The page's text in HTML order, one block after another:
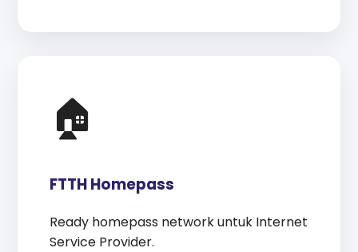
🏠
FTTH Homepass
Ready homepass network untuk Internet
Service Provider.